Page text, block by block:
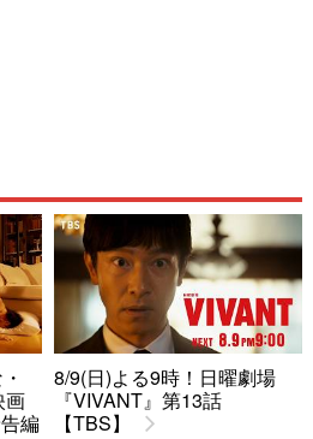
編
8/9(日)よる9時！日曜劇場
『VIVANT』第13話
【TBS】